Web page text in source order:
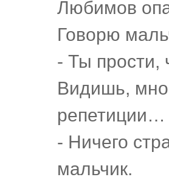
Любимов
Говорю
- Ты прости,
Видишь,
репетиции…
- Ничего
мальчик.